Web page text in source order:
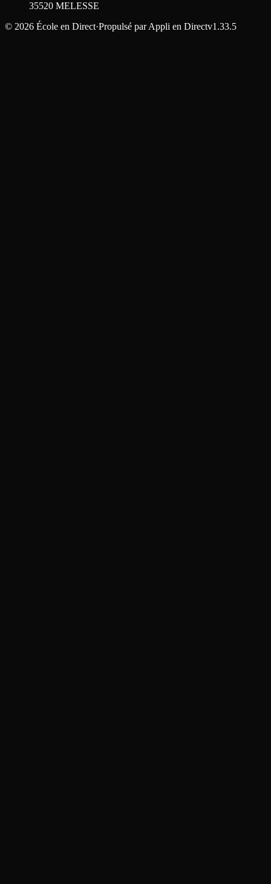
35520 MELESSE
© 2026 École en Direct·Propulsé par Appli en Directv1.33.5